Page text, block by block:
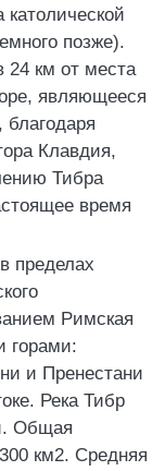
позже).
24 км от места
являющееся
Клавдия,
Тибра
время
пределах
Римская
горами:
и Пренестани
Река Тибр
Общая
км2. Средняя